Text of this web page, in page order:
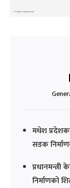
मधेश
सडक
निर्माणकाे